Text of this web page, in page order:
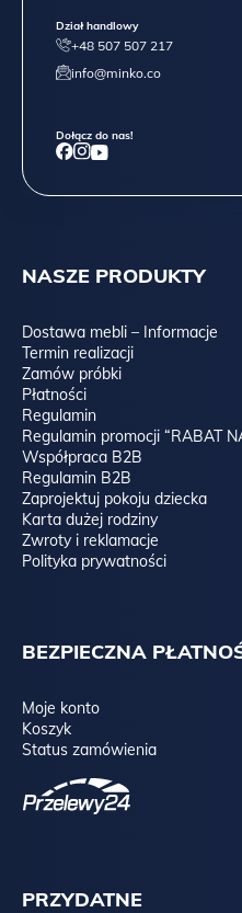
NASZE PRODUKTY
Dostawa mebli – Informacje
Termin realizacji
Zamów próbki
Płatności
Regulamin
Regulamin promocji “RABAT
Współpraca B2B
Regulamin B2B
Zaprojektuj pokoju dziecka
Karta dużej rodziny
Zwroty i reklamacje
Polityka prywatności
BEZPIECZNA
Moje konto
Koszyk
Status zamówienia
PRZYDATNE
Dział handlowy
+48 507 507 217
info@minko.co
Dołącz do nas!